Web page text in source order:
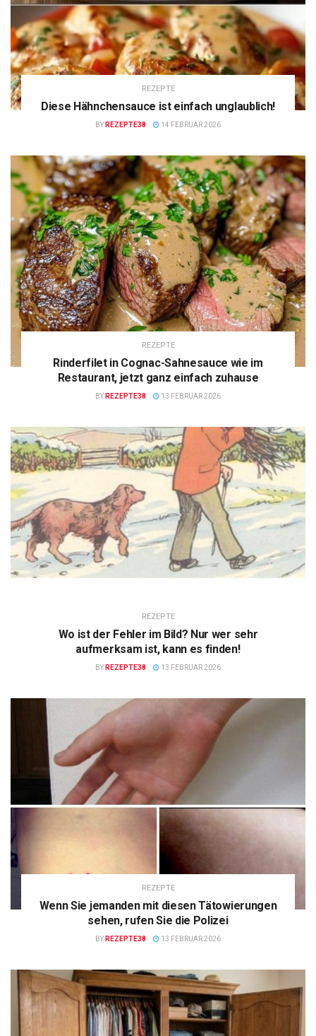
REZEPTE
Diese Hähnchensauce ist einfach unglaublich!
BY REZEPTE38 14 FEBRUAR 2026
REZEPTE
Rinderfilet in Cognac-Sahnesauce wie im
Restaurant, jetzt ganz einfach zuhause
BY REZEPTE38 13 FEBRUAR 2026
REZEPTE
Wo ist der Fehler im Bild? Nur wer sehr
aufmerksam ist, kann es finden!
BY REZEPTE38 13 FEBRUAR 2026
REZEPTE
Wenn Sie jemanden mit diesen Tätowierungen
sehen, rufen Sie die Polizei
BY REZEPTE38 13 FEBRUAR 2026